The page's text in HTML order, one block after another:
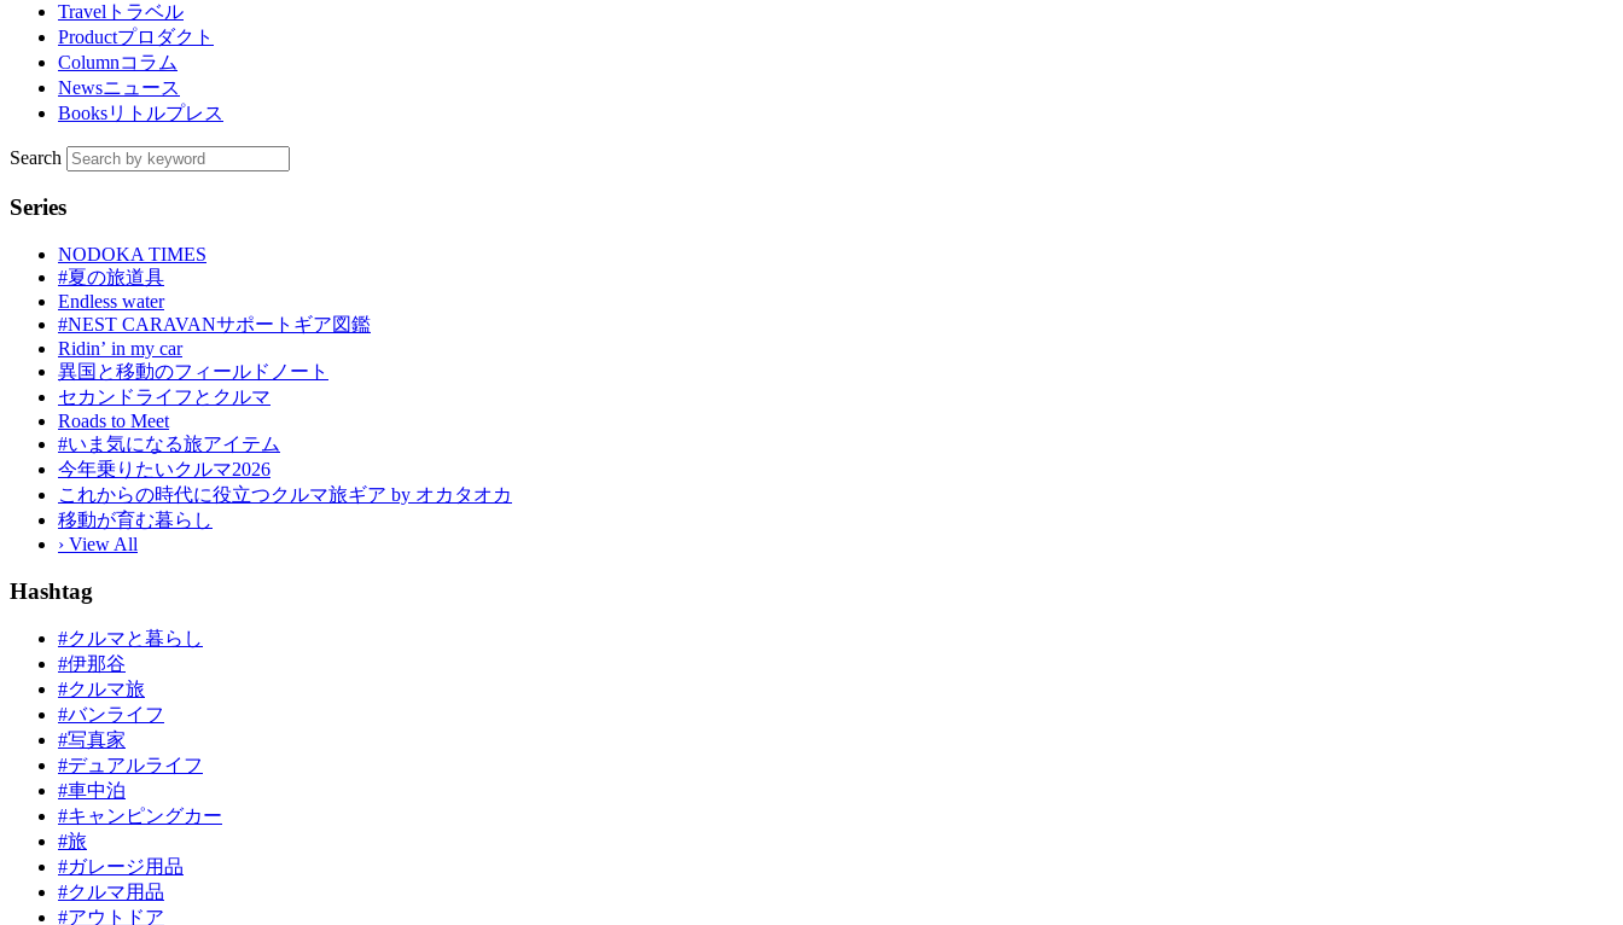
Travel トラベル
Productプロダクト
Columnコラム
Newsニュース
Booksリトルプレス
Search
Series
NODOKA TIMES
#夏の旅道具
Endless water
#NEST CARAVANサポートギア図鑑
Ridinʼ in my car
異国と移動のフィールドノート
セカンドライフとクルマ
Roads to Meet
#いま気になる旅アイテム
今年乗りたいクルマ2026
これからの時代に役立つクルマ旅ギア by オカタオカ
移動が育む暮らし
› View All
Hashtag
#クルマと暮らし
#伊那谷
#クルマ旅
#バンライフ
#写真家
#デュアルライフ
#車中泊
#キャンピングカー
#旅
#ガレージ用品
#クルマ用品
#アウトドア